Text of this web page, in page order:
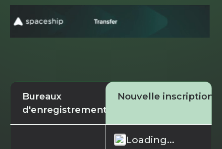
Bureaux
d'enregistrement
Nouvelle inscription
Loading...